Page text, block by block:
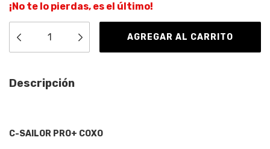
¡No te lo pierdas, es el último!
Descripción
C-SAILOR PRO+ COXO